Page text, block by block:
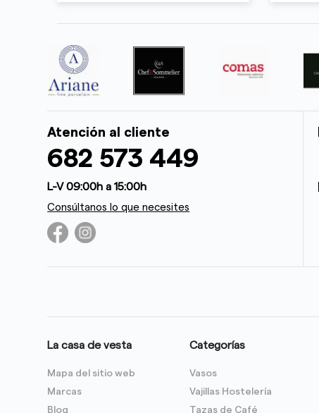
Atención al cliente
682 573 449
L-V 09:00h a 15:00h
Consúltanos lo que necesites
La casa de vesta
Mapa del sitio web
Marcas
Blog
Categorías
Vasos
Vajillas Hostelería
Tazas de Café